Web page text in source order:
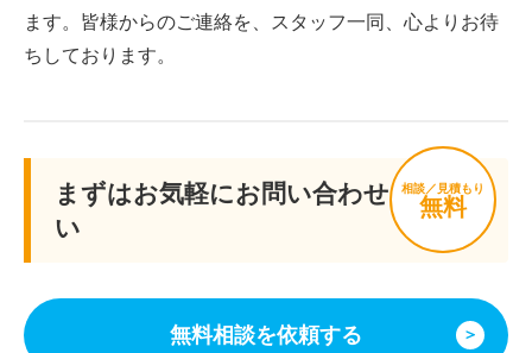
ます。皆様からのご連絡を、スタッフ一同、心よりお待
ちしております。
まずはお気軽にお問い合わせくださ
い
相談／見積もり
無料
無料相談を依頼する ＞